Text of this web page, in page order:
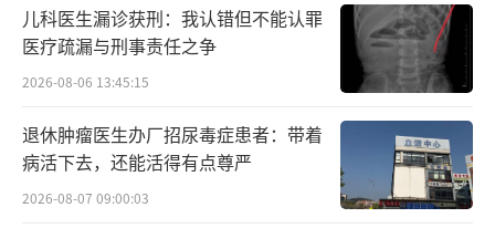
儿科医生漏诊获刑：我认错但不能认罪
医疗疏漏与刑事责任之争
2026-08-06 13:45:15
退休肿瘤医生办厂招尿毒症患者：带着
病活下去，还能活得有点尊严
2026-08-07 09:00:03